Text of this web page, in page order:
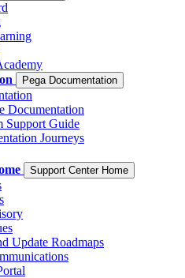
Pega Documentation
Documentation
Support Guide
Journeys
Support Center Home
Update Roadmaps